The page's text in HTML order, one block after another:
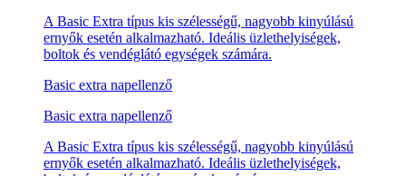
A Basic Extra típus kis szélességű, nagyobb kinyúlású
ernyők esetén alkalmazható. Ideális üzlethelyiségek,
boltok és vendéglátó egységek számára.
Basic extra napellenző
Basic extra napellenző
A Basic Extra típus kis szélességű, nagyobb kinyúlású
ernyők esetén alkalmazható. Ideális üzlethelyiségek,